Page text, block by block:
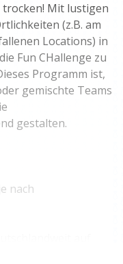
Mit lustigen
(z.B. am
Locations) in
Fun CHallenge zu
Programm ist,
gemischte Teams
gestalten.